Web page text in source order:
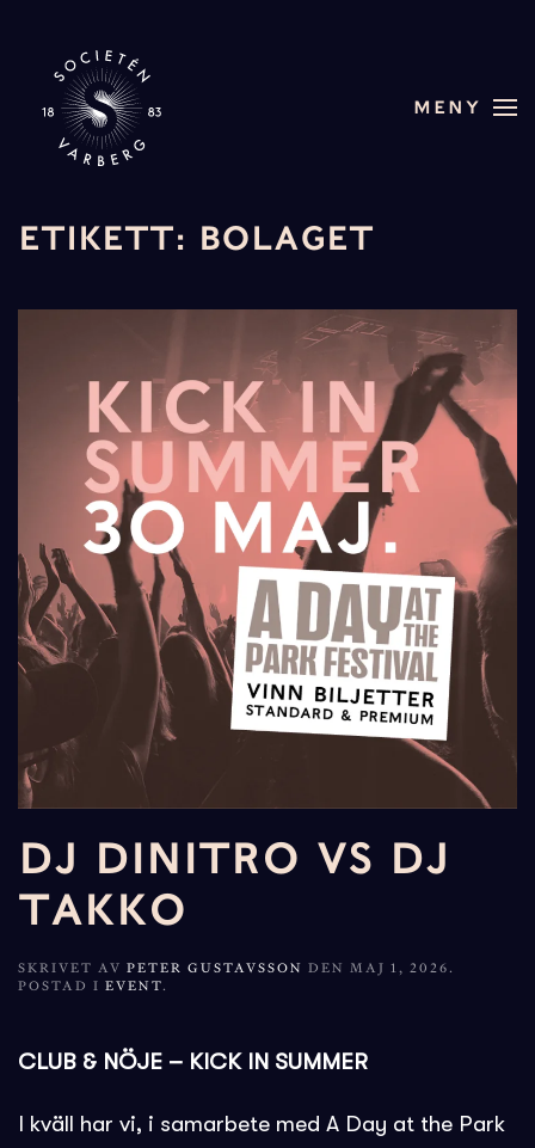
Skip to main content
MENY
ETIKETT: BOLAGET
DJ DINITRO VS DJ
TAKKO
SKRIVET AV PETER GUSTAVSSON DEN MAJ 1, 2026 .
POSTAD I EVENT.
CLUB & NÖJE – KICK IN SUMMER
I kväll har vi, i samarbete med A Day at the Park